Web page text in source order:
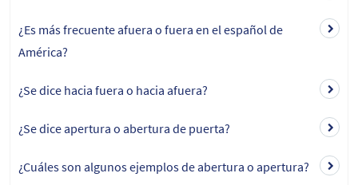
¿Es más frecuente afuera o fuera en el español de
América?
¿Se dice hacia fuera o hacia afuera?
¿Se dice apertura o abertura de puerta?
¿Cuáles son algunos ejemplos de abertura o apertura?